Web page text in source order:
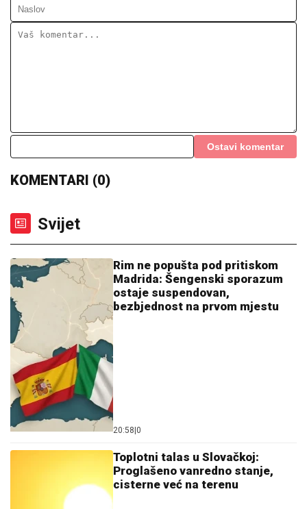
Ostavi komentar
KOMENTARI (0)
Svijet
Rim ne popušta pod pritiskom
Madrida: Šengenski sporazum
ostaje suspendovan,
bezbjednost na prvom mjestu
20:58 0
Toplotni talas u Slovačkoj:
Proglašeno vanredno stanje,
cisterne već na terenu